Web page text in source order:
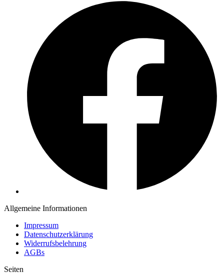
Allgemeine Informationen
Impressum
Datenschutzerklärung
Widerrufsbelehrung
AGBs
Seiten